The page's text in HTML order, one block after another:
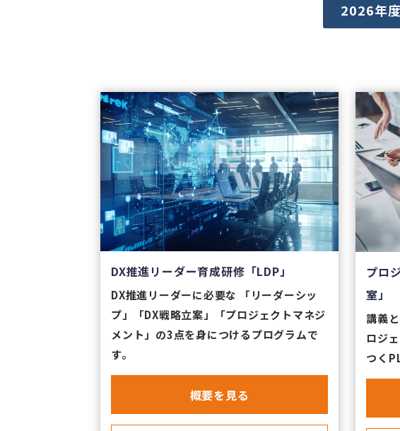
2026年
DX推進リーダー育成研修「LDP」
DX推進リーダーに必要な 「リーダーシッ
プ」「DX戦略立案」「プロジェクトマネジ
メント」の3点を身につけるプログラムで
す。
​概要を見る
プロ
室」
講義
ロジ
つく